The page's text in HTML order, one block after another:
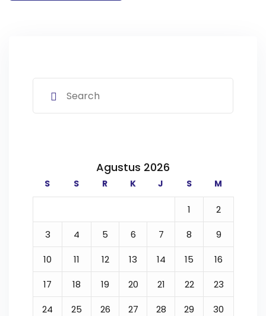
Agustus 2026
S S R K J S M
1
2
3
4 5 6 7 8
9
10
11 12 13 14 15
16
17
18 19 20 21 22
23
24
25 26 27 28 29
30